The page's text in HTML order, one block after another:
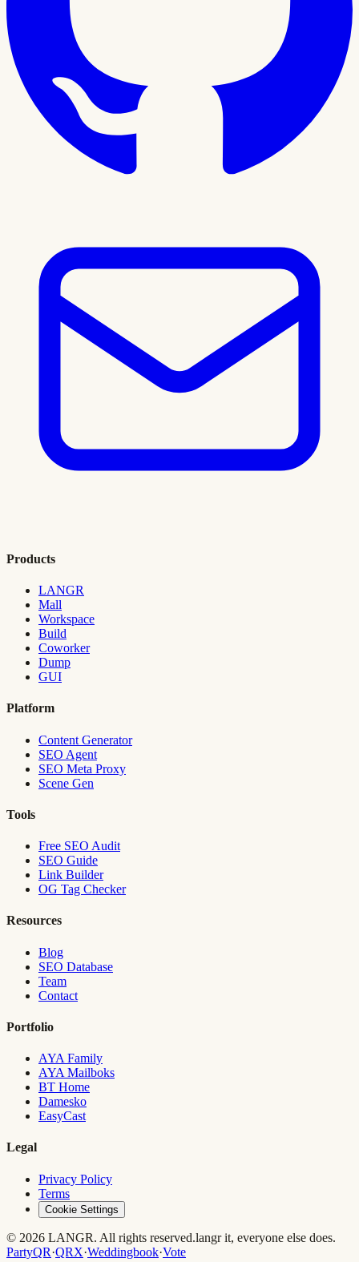
Products
LANGR
Mall
Workspace
Build
Coworker
Dump
GUI
Platform
Content Generator
SEO Agent
SEO Meta Proxy
Scene Gen
Tools
Free SEO Audit
SEO Guide
Link Builder
OG Tag Checker
Resources
Blog
SEO Database
Team
Contact
Portfolio
AYA Family
AYA Mailboks
BT Home
Damesko
EasyCast
Legal
Privacy Policy
Terms
Cookie Settings
© 2026 LANGR. All rights reserved.langr it, everyone else does.
PartyQR·QRX·Weddingbook·Vote